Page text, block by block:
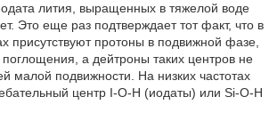
лития, выращенных в тяжелой воде
Это еще раз подтверждает тот факт, что в
присутствуют протоны в подвижной фазе,
а дейтроны таких центров не
малой подвижности. На низких частотах
центр I-O-H (иодаты) или Si-O-Н